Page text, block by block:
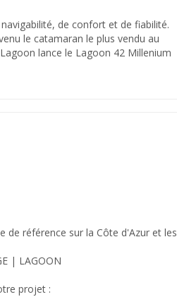
de confort et de fiabilité.
le catamaran le plus vendu au
lance le Lagoon 42 Millenium
de référence sur la Côte d'Azur et les
| LAGOON
projet :